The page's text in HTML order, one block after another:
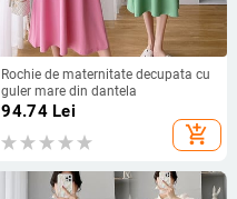
Rochie de maternitate decupata cu
guler mare din dantela
94.74Lei
add_shopping_cart